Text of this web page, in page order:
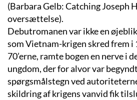
(Barbara Gelb: Catching Joseph
oversættelse).
Debutromanen var ikke en
som Vietnam-krigen skred frem i
70’erne, ramte bogen en nerve i
ungdom, der for alvor var
spørgsmålstegn ved
skildring af krigens vanvid fik